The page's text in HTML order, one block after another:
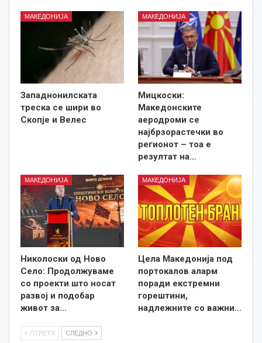
МАКЕДОНИЈА
Западнонилската
треска се шири во
Скопје и Велес
МАКЕДОНИЈА
Мицкоски:
Македонските
аеродроми се
најбрзорастечки во
регионот – тоа е
резултат на…
МАКЕДОНИЈА
Николоски од Ново
Село: Продолжуваме
со проекти што носат
развој и подобар
живот за…
МАКЕДОНИЈА
Цела Македонија под
портокалов аларм
поради екстремни
горештини,
надлежните со важни…
ПТРЕТХ СЛЕДНО